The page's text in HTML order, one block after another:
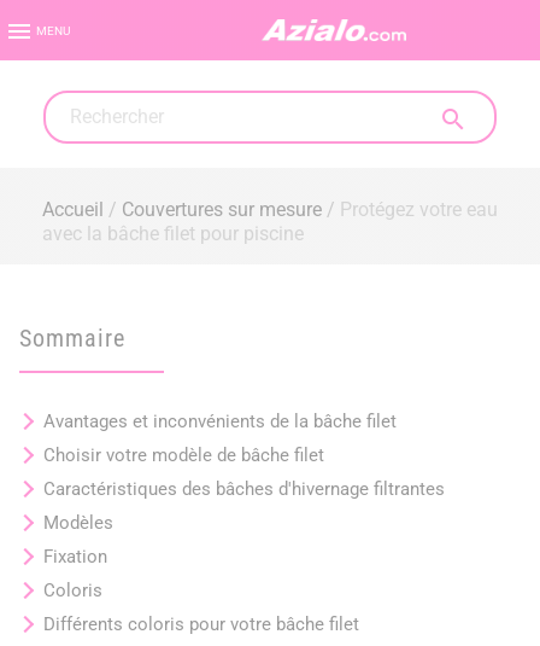
 MENU

Accueil Couvertures sur mesure
Protégez votre eau
avec la bâche filet pour piscine
Sommaire
Avantages et inconvénients de la bâche filet
Choisir votre modèle de bâche filet
Caractéristiques des bâches d'hivernage filtrantes
Modèles
Fixation
Coloris
Différents coloris pour votre bâche filet